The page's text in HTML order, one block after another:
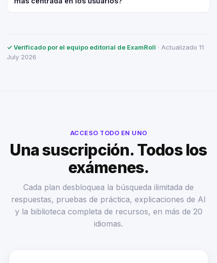
✓ Verificado por el equipo editorial de ExamRoll · Actualizado 11
July 2026
ACCESO TODO EN UNO
Una suscripción. Todos los
exámenes.
Cada plan desbloquea la búsqueda ilimitada de
respuestas, pruebas de práctica, explicaciones de AI
y la biblioteca completa de recursos, en más de 20
idiomas.